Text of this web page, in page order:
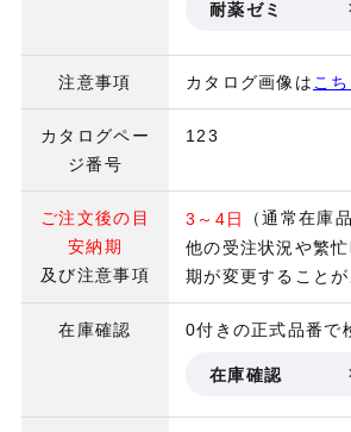
耐薬ゼミ
注意事項 カタログ画像は こち
カタログペー
ジ番号
123
ご注文後の目
安納期
及び注意事項
3～4日
（通常在庫品
他の受注状況や繁
期が変更することが
在庫確認 0付きの正式品番で
在庫確認